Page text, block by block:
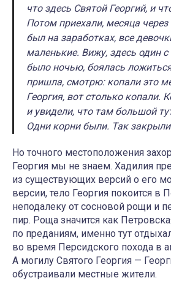
что здесь Святой Георгий, и
Потом приехали, месяца
был на заработках, все
маленькие. Вижу, здесь один
было ночью, боялась
пришла, смотрю: копали это
Георгия, вот столько копали.
и увидели, что там большой
Одни корни были. Так
Но точного местоположения
Георгия мы не знаем. Хадилия
из существующих версий о его
версии, тело Георгия покоится в
неподалеку от сосновой рощи и
пир. Роща значится как
по преданиям, именно тут
во время Персидского похода в
А могилу Святого Георгия —
обустраивали местные жители.